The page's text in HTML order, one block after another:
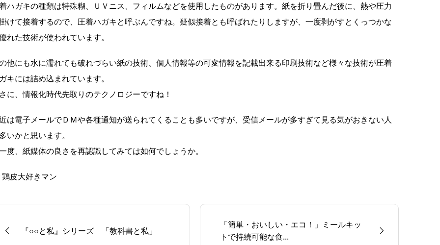
ハガキの種類は特殊糊、ＵＶニス、フィルムなどを使用したものがあります。紙を折り畳んだ後に、熱や圧力
けて接着するので、圧着ハガキと呼ぶんですね。疑似接着とも呼ばれたりしますが、一度剥がすとくっつかな
れた技術が使われています。
他にも水に濡れても破れづらい紙の技術、個人情報等の可変情報を記載出来る印刷技術など様々な技術が圧着
キには詰め込まれています。
に、情報化時代先取りのテクノロジーですね！
は電子メールでＤＭや各種通知が送られてくることも多いですが、受信メールが多すぎて見る気がおきない人
いかと思います。
度、紙媒体の良さを再認識してみては如何でしょうか。
皮大好きマン
『○○と私』シリーズ 「教科書と私」
「簡単・おいしい・エコ！」ミールキッ
トで持続可能な食...